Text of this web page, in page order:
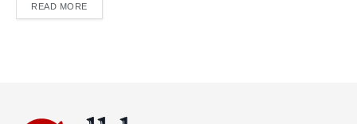
READ MOREDETAILS